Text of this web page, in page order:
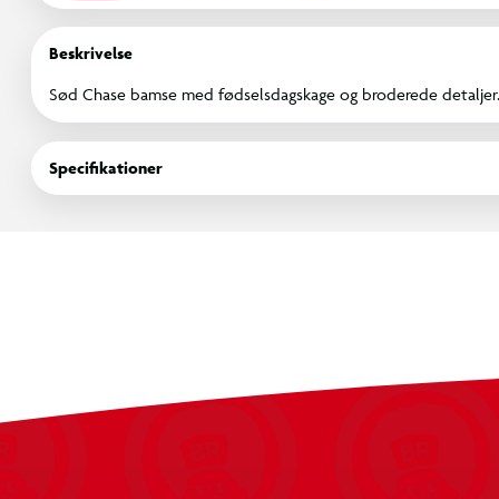
Beskrivelse
Sød Chase bamse med fødselsdagskage og broderede detaljer.
Specifikationer